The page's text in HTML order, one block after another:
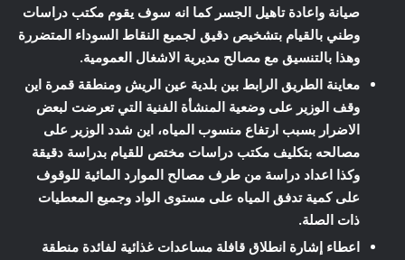
صيانة واعادة تاهيل الجسر كما انه سوف يقوم مكتب دراسات
وطني بالقيام بتشخيص دقيق لجميع النقاط السوداء المتضررة
وهذا بالتنسيق مع مصالح مديرية الاشغال العمومية.
معاينة الطريق الرابط بين بلدية عين الريش ومنطقة قمرة اين
وقف الوزير على وضعية المنشأة الفنية التي تعرضت لبعض
الاضرار بسبب ارتفاع منسوب المياه، اين شدد الوزير على
مصالحه بتكليف مكتب دراسات مختص للقيام بدراسة دقيقة
وكذا اعداد دراسة من طرف مصالح الموارد المائية للوقوف
على كمية تدفق المياه على مستوى الواد وجميع المعطيات
ذات الصلة.
اعطاء إشارة انطلاق قافلة مساعدات غذائية لفائدة منطقة